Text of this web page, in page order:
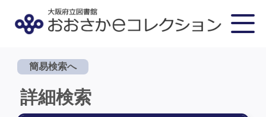
簡易検索へ
詳細検索